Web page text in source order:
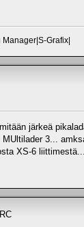
Grafix|
järkeä
3...
XS-6 liittimestä...